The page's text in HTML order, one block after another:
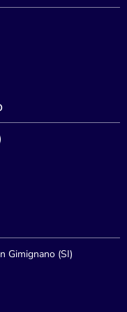
Gimignano (SI)